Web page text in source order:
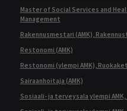
Master of Social Services and
Management
Rakennusmestari (AMK),
Restonomi (AMK)
Restonomi (ylempi AMK),
Sairaanhoitaja (AMK)
Sosiaali- ja terveysala ylempi